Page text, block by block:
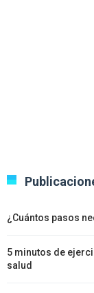
¿Cuántos pasos
5 minutos de
salud